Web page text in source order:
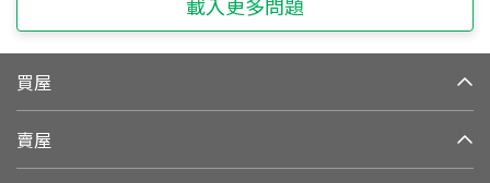
載入更多問題
買屋
賣屋